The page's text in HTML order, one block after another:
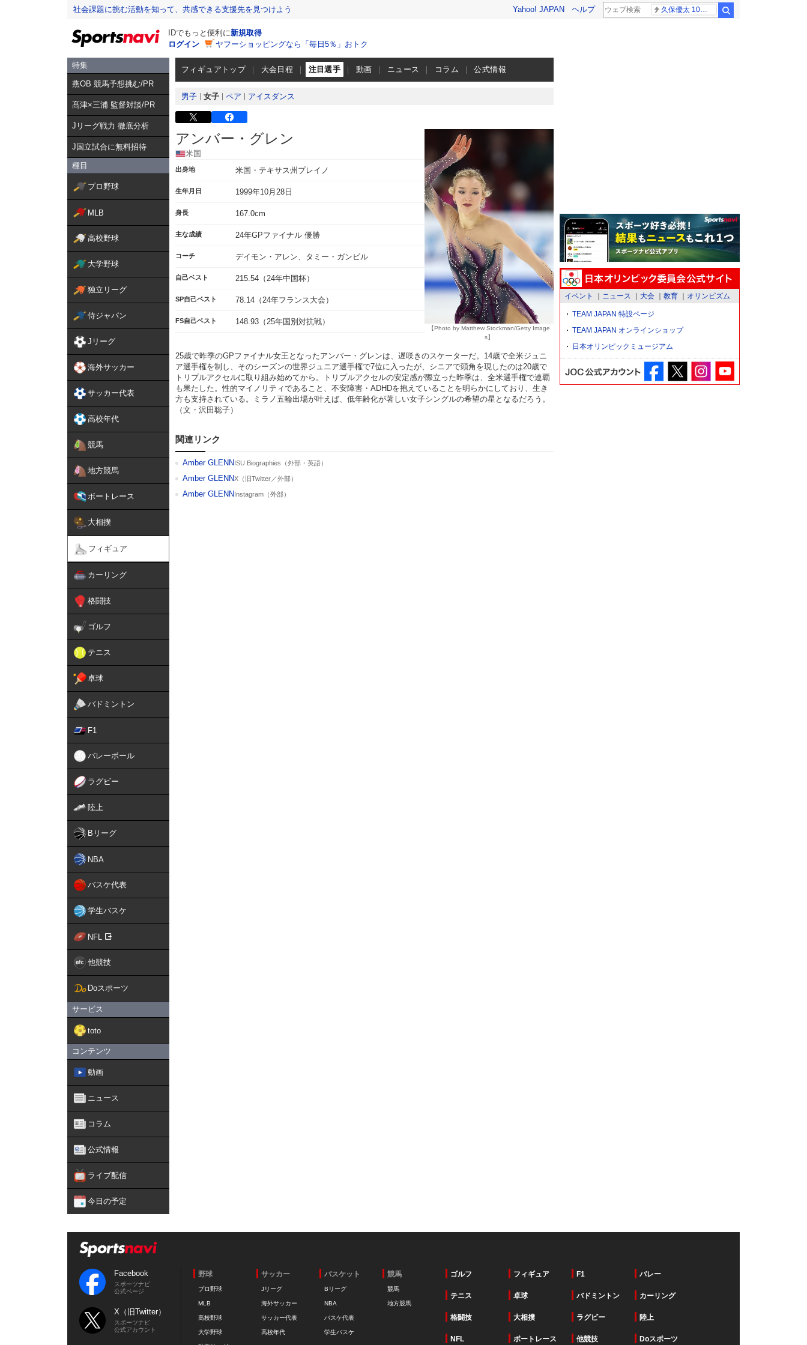
社会課題に挑む活動を知って、共感できる支援先を見つけよう Yahoo! JAPAN ヘルプ
IDでもっと便利に新規取得
ログイン
ヤフーショッピングなら「毎日5％」おトク
特集
燕OB 競馬予想挑む/PR
髙津×三浦 監督対談/PR
Jリーグ戦力 徹底分析
J国立試合に無料招待
種目
プロ野球
MLB
高校野球
大学野球
独立リーグ
侍ジャパン
Jリーグ
海外サッカー
サッカー代表
高校年代
競馬
地方競馬
ボートレース
大相撲
フィギュア
カーリング
格闘技
ゴルフ
テニス
卓球
バドミントン
F1
バレーボール
ラグビー
陸上
Bリーグ
NBA
バスケ代表
学生バスケ
NFL
他競技
Doスポーツ
サービス
toto
コンテンツ
動画
ニュース
コラム
公式情報
ライブ配信
今日の予定
フィギュアトップ 大会日程 注目選手 動画 ニュース コラム 公式情報
男子 女子 ペア アイスダンス
アンバー・グレン
米国
出身地 米国・テキサス州プレイノ
生年月日 1999年10月28日
身長 167.0cm
主な成績 24年GPファイナル 優勝
コーチ デイモン・アレン、タミー・ガンビル
自己ベスト 215.54（24年中国杯）
SP自己ベスト 78.14（24年フランス大会）
FS自己ベスト 148.93（25年国別対抗戦）
【Photo by Matthew Stockman/Getty Image
s】
25歳で昨季のGPファイナル女王となったアンバー・グレンは、遅咲きのスケーターだ。14歳で全米ジュニ
ア選手権を制し、そのシーズンの世界ジュニア選手権で7位に入ったが、シニアで頭角を現したのは20歳で
トリプルアクセルに取り組み始めてから。トリプルアクセルの安定感が際立った昨季は、全米選手権で連覇
も果たした。性的マイノリティであること、不安障害・ADHDを抱えていることを明らかにしており、生き
方も支持されている。ミラノ五輪出場が叶えば、低年齢化が著しい女子シングルの希望の星となるだろう。
（文・沢田聡子）
関連リンク
Amber GLENNISU Biographies（外部・英語）
Amber GLENNX（旧Twitter／外部）
Amber GLENNInstagram（外部）
イベント ニュース 大会 教育 オリンピズム
TEAM JAPAN 特設ページ
TEAM JAPAN オンラインショップ
日本オリンピックミュージアム
Facebook
スポーツナビ
公式ページ
X（旧Twitter）
スポーツナビ
公式アカウント
野球
プロ野球
MLB
高校野球
大学野球
サッカー
Jリーグ
海外サッカー
サッカー代表
高校年代
バスケット
Bリーグ
NBA
バスケ代表
学生バスケ
競馬
競馬
地方競馬
ゴルフ フィギュア F1 バレー
テニス 卓球 バドミントン カーリング
格闘技 大相撲 ラグビー 陸上
NFL ボートレース 他競技 Doスポーツ